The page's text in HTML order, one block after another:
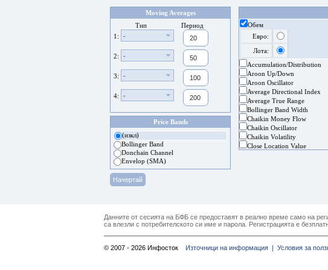
Moving Averages
Тип
Период
1:
-
2: -
3: -
4: -
Price Bands
(изкл)
Bollinger Band
Donchain Channel
Envelop (SMA)
Обем
Евро:
Лота:
Accumulation/Distribution
Aroon Up/Down
Aroon Oscillator
Average Directional Index
Average True Range
Bollinger Band Width
Chaikin Money Flow
Chaikin Oscillator
Chaikin Volatility
Close Location Value
Данните от сесията на БФБ се предоставят в реално време само на
са влезли с потребителското си име и парола. Регистрацията е
© 2007 - 2026 Инфосток Източници на информация | Условия за